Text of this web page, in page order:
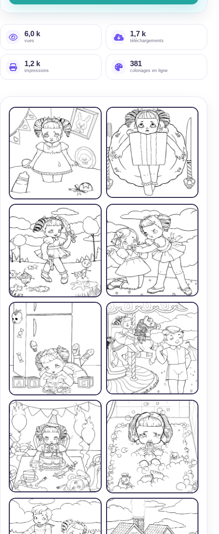
6,0 k
vues
1,7 k
téléchargements
1,2 k
impressions
381
coloriages en ligne